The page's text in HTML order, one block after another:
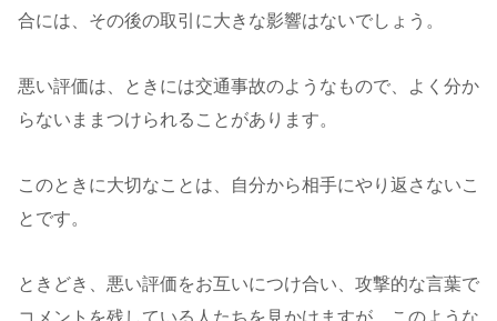
合には、その後の取引に大きな影響はないでしょう。
悪い評価は、ときには交通事故のようなもので、よく分か
らないままつけられることがあります。
このときに大切なことは、自分から相手にやり返さないこ
とです。
ときどき、悪い評価をお互いにつけ合い、攻撃的な言葉で
コメントを残している人たちを見かけますが、このような